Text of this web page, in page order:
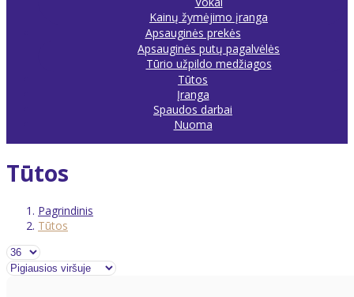
Kainų žymėjimo įranga
Apsauginės prekės
Apsauginės putų pagalvėlės
Tūrio užpildo medžiagos
Tūtos
Įranga
Spaudos darbai
Nuoma
Tūtos
Pagrindinis
Tūtos